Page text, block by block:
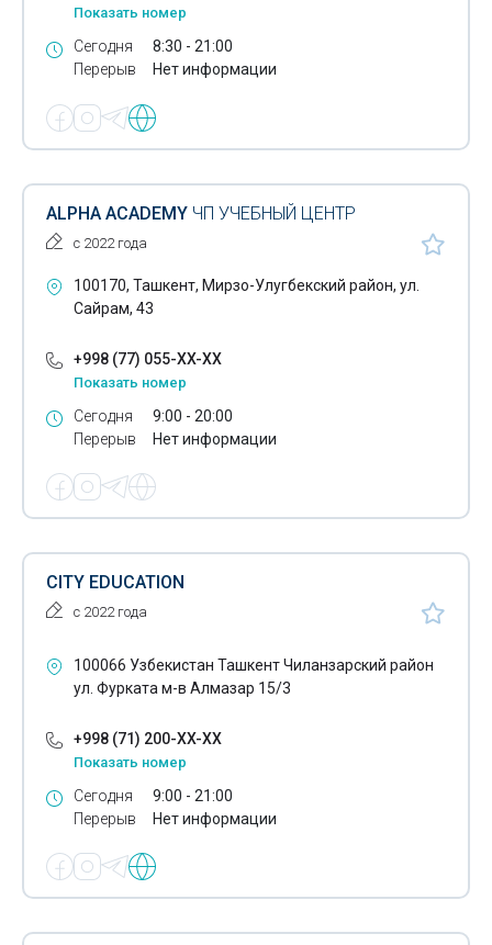
Обучение компьютерной графике
Обучение косметологии
Обучение массажу
Обучение парикмахерскому искусству
Курсы программирования
Обучение русскому языку
Подготовка в лицеи
Президентские школы
Танцы для детей
Учебное оборудование для автошкол
Частные детские сады
Частные школы
Профессиональные школы
Музыкальные школы искусств
Ясли-сады
Показать номер
Сегодня
Перерыв
8:30 - 21:00
Нет информации
ALPHA ACADEMY ЧП УЧЕБНЫЙ ЦЕНТР
с 2022 года
100170, Ташкент, Мирзо-Улугбекский район, ул.
Сайрам, 43
+998 (77) 055-XX-XX
Показать номер
Сегодня
Перерыв
9:00 - 20:00
Нет информации
CITY EDUCATION
с 2022 года
100066 Узбекистан Ташкент Чиланзарский район
ул. Фурката м-в Алмазар 15/3
+998 (71) 200-XX-XX
Показать номер
Сегодня
Перерыв
9:00 - 21:00
Нет информации